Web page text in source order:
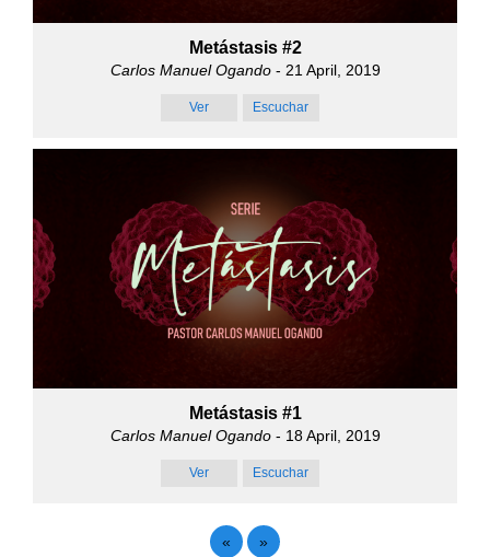
Metástasis #2
Carlos Manuel Ogando- 21 April, 2019
Ver Escuchar
Metástasis #1
Carlos Manuel Ogando- 18 April, 2019
Ver Escuchar
« »